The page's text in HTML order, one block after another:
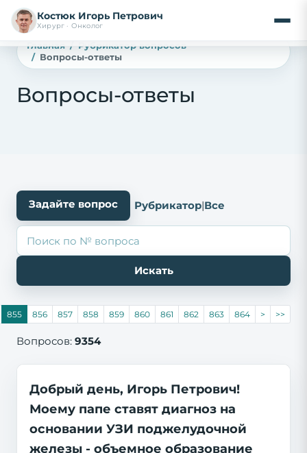
Костюк Игорь Петрович
Хирург · Онколог
Главная
Рубрикатор вопросов
Вопросы-ответы
Вопросы-ответы
Задайте вопрос Рубрикатор|Все
855 856 857 858 859 860 861 862 863 864 > >>
Вопросов: 9354
Добрый день, Игорь Петрович!
Моему папе ставят диагноз на
основании УЗИ поджелудочной
железы - объемное образование